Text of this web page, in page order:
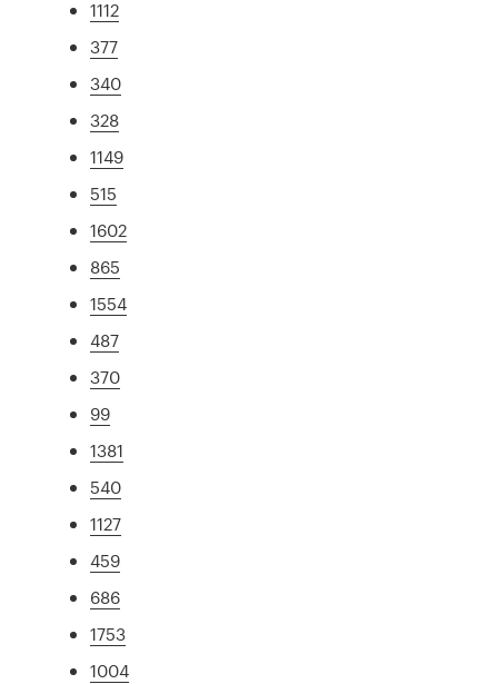
1112
377
340
328
1149
515
1602
865
1554
487
370
99
1381
540
1127
459
686
1753
1004